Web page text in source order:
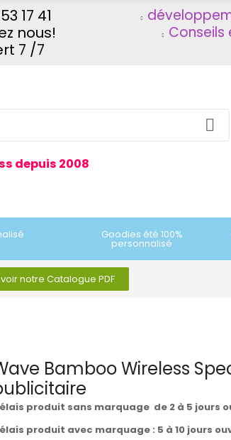
17 41
nous!
7 /7
Conseils
depuis 2008
Goodies été 100%
personnalisé
notre Catalogue PDF
Bamboo Wireless
produit sans marquage de 2 à 5 jours
produit avec marquage : 5 à 10 jours